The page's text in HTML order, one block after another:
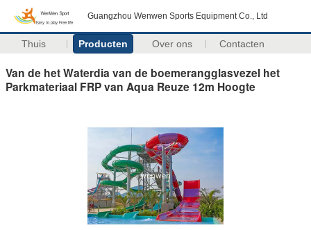
Guangzhou Wenwen Sports Equipment Co., Ltd
Thuis Producten Over ons Contacten
Van de het Waterdia van de boemerangglasvezel het
Parkmateriaal FRP van Aqua Reuze 12m Hoogte